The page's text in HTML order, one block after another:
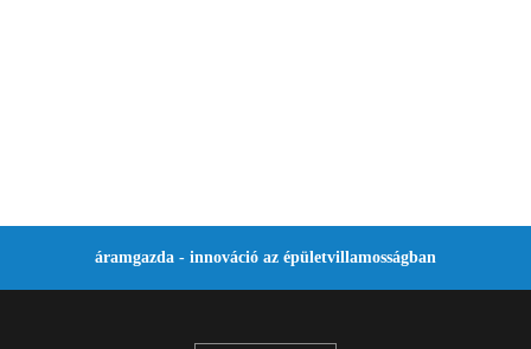
áramgazda - innováció az épületvillamosságban